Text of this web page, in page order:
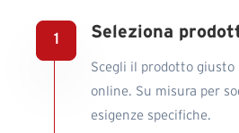
Seleziona
Scegli il prodotto
online. Su misura per
esigenze specifiche.